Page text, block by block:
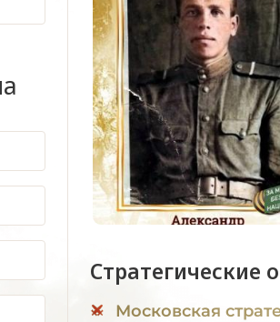
Стратегические
Московская